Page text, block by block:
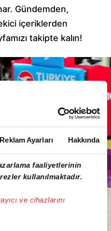
Reklam Ayarları Hakkında
faaliyetlerinin
kullanılmaktadır.
ve cihazlarını
Gündemden,
içeriklerden
takipte kalın!